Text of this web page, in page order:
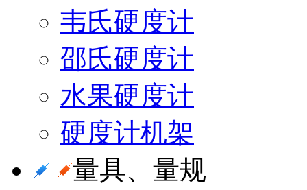
韦氏硬度计
邵氏硬度计
水果硬度计
硬度计机架
量具、量规